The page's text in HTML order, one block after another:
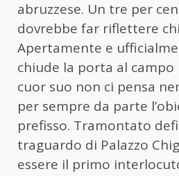
abruzzese. Un tre per
dovrebbe far riflettere
Apertamente e
chiude la porta al
cuor suo non ci pensa
per sempre da parte
prefisso. Tramontato
traguardo di Palazzo
essere il primo